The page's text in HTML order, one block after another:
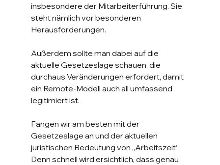
insbesondere der Mitarbeiterführung. Sie
steht nämlich vor besonderen
Herausforderungen.
Außerdem sollte man dabei auf die
aktuelle Gesetzeslage schauen, die
durchaus Veränderungen erfordert, damit
ein Remote-Modell auch all umfassend
legitimiert ist.
Fangen wir am besten mit der
Gesetzeslage an und der aktuellen
juristischen Bedeutung von „Arbeitszeit“.
Denn schnell wird ersichtlich, dass genau